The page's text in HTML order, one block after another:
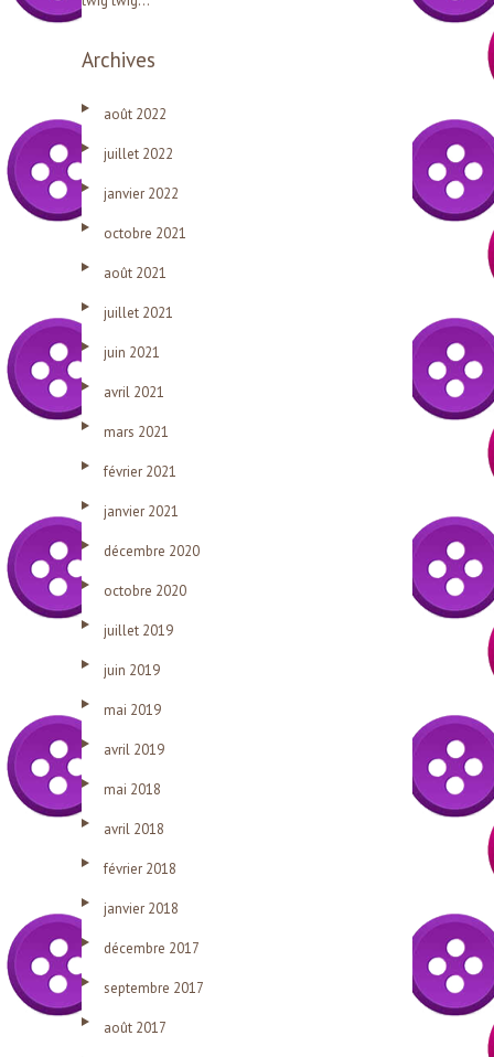
Archives
août 2022
juillet 2022
janvier 2022
octobre 2021
août 2021
juillet 2021
juin 2021
avril 2021
mars 2021
février 2021
janvier 2021
décembre 2020
octobre 2020
juillet 2019
juin 2019
mai 2019
avril 2019
mai 2018
avril 2018
février 2018
janvier 2018
décembre 2017
septembre 2017
août 2017